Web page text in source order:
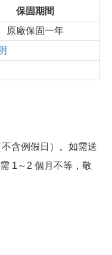
保固期間
原廠保固一年
含例假日）。如需送
1～2 個月不等，敬